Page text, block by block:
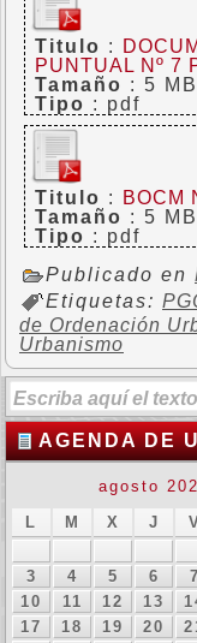
Titulo :
PUNTUAL Nº 7
Tamaño : 5 MB
Tipo : pdf
Titulo :
BOCM
Tamaño : 5 MB
Tipo : pdf
Publicado en
Etiquetas:
de Ordenación
Urbanismo
AGENDA DE
agosto
L
M X J
3
4 5 6 7
10
11 12 13
17
18 19 20